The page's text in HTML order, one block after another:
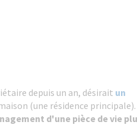
depuis un an, désirait un
(une résidence principale).
d'une pièce de vie